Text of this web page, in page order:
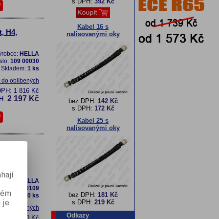
H4,
HELLA
109 00030
Skladem: 1 ks
do oblíbených
1 816 Kč
2 197 Kč
HELLA
100 00109
Skladem: 0 ks
do oblíbených
Kabel 16 s
nalisovanými oky
bez DPH: 142 Kč
s DPH: 172 Kč
Kabel 25 s
nalisovanými oky
bez DPH: 181 Kč
s DPH: 219 Kč
Odkazy
je